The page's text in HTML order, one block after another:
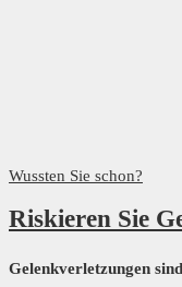
Wussten Sie schon?
Riskieren Sie
Gelenkverletzungen